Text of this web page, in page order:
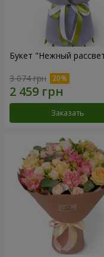
Букет "Нежный
3 074 грн
Заказать